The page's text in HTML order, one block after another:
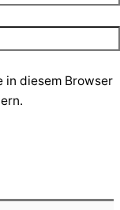
in diesem Browser